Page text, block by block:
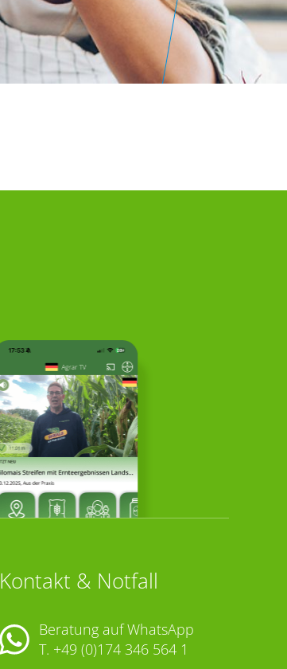
Kontakt & Notfall
Beratung auf WhatsApp
T. +49 (0)174 346 564 1